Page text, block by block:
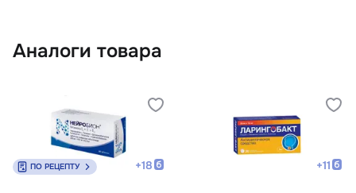
Аналоги товара
ПО РЕЦЕПТУ +18 +11